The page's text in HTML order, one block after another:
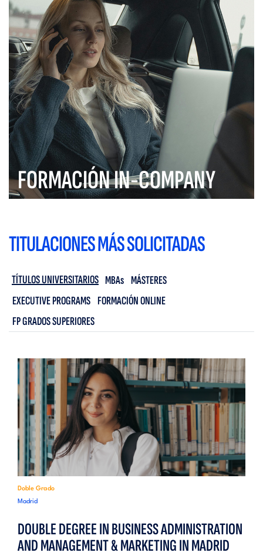
FORMACIÓN IN-COMPANY
TITULACIONES MÁS SOLICITADAS
TÍTULOS UNIVERSITARIOS MBAs MÁSTERES
EXECUTIVE PROGRAMS FORMACIÓN ONLINE
FP GRADOS SUPERIORES
Doble Grado
Madrid
DOUBLE DEGREE IN BUSINESS ADMINISTRATION
AND MANAGEMENT & MARKETING IN MADRID